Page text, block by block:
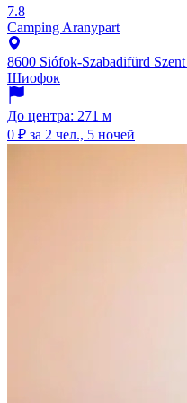
7.8
Camping Aranypart
8600 Siófok-Szabadifürd
Шиофок
До центра: 271 м
0 ₽ за 2 чел., 5 ночей